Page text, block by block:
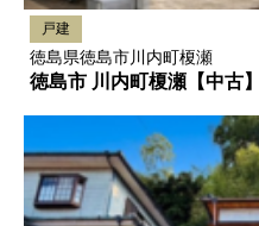
戸建
徳島県徳島市川内町榎瀬
徳島市 川内町榎瀬【中古】